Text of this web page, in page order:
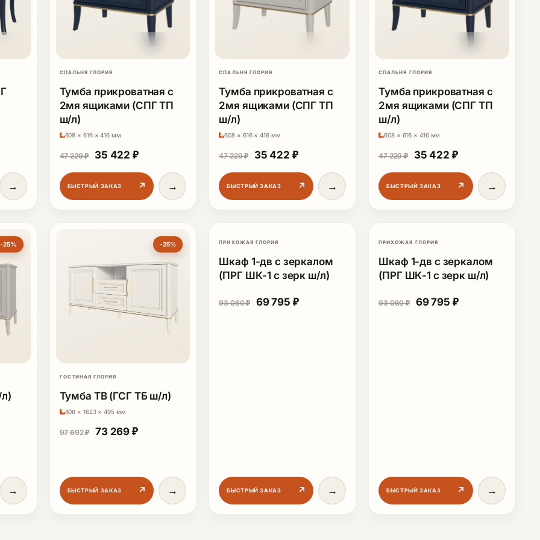
цена составляла 73 595 ₽.
цена: 55 196 ₽.
→
СПАЛЬНЯ ГЛОРИЯ
Тумба прикроватная с
2мя ящиками (СПГ ТП
ш/л)
608 × 616 × 416 мм
47 229₽ Первоначальная цена составляла 47 229 ₽.
35 422 ₽Текущая цена: 35 422 ₽.
БЫСТРЫЙ ЗАКАЗ ↗ →
СПАЛЬНЯ ГЛОРИЯ
Тумба прикроватная с
2мя ящиками (СПГ ТП
ш/л)
608 × 616 × 416 мм
47 229₽ Первоначальная цена составляла 47 229 ₽.
35 422 ₽Текущая цена: 35 422 ₽.
БЫСТРЫЙ ЗАКАЗ ↗ →
СПАЛЬНЯ ГЛОРИЯ
Тумба прикроватная с
2мя ящиками (СПГ ТП
ш/л)
608 × 616 × 416 мм
47 229₽ Первоначальная цена
35 422 ₽Текущая цена:
БЫСТРЫЙ ЗАКАЗ ↗ →
-25%
цена составляла 97 692 ₽.
цена: 73 269 ₽.
→
-25%
ГОСТИНАЯ ГЛОРИЯ
Тумба ТВ (ГСГ ТБ ш/л)
808 × 1623 × 495 мм
97 692₽ Первоначальная цена составляла 97 692 ₽.
73 269 ₽Текущая цена: 73 269 ₽.
БЫСТРЫЙ ЗАКАЗ ↗ →
ПРИХОЖАЯ ГЛОРИЯ
Шкаф 1-дв с зеркалом
(ПРГ ШК-1 с зерк ш/л)
93 060₽ Первоначальная цена составляла 93 060 ₽.
69 795 ₽Текущая цена: 69 795 ₽.
БЫСТРЫЙ ЗАКАЗ ↗ →
ПРИХОЖАЯ ГЛОРИЯ
Шкаф 1-дв с зеркалом
(ПРГ ШК-1 с зерк ш/л)
93 060₽ Первоначальная цена
69 795 ₽Текущая цена:
БЫСТРЫЙ ЗАКАЗ ↗ →